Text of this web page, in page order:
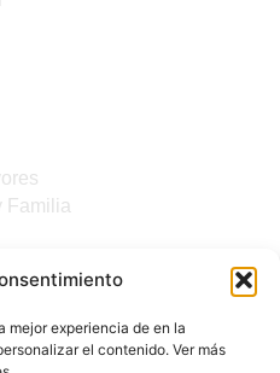
mejor experiencia de en la
el contenido. Ver más
Familia